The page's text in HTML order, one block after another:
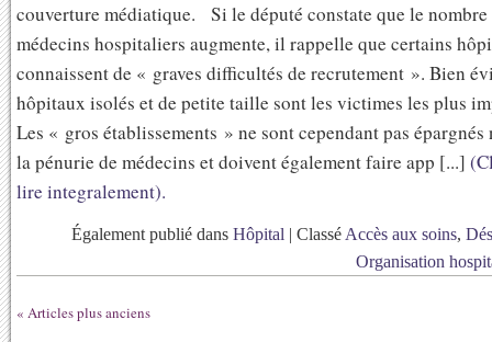
couverture médiatique. Si le député constate que le
médecins hospitaliers augmente, il rappelle que certains
connaissent de « graves difficultés de recrutement ». Bien
hôpitaux isolés et de petite taille sont les victimes les plus
Les « gros établissements » ne sont cependant pas
la pénurie de médecins et doivent également faire app [...]
lire integralement).
Également publié dans Hôpital | Classé Accès aux soins,
Organisation
« Articles plus anciens